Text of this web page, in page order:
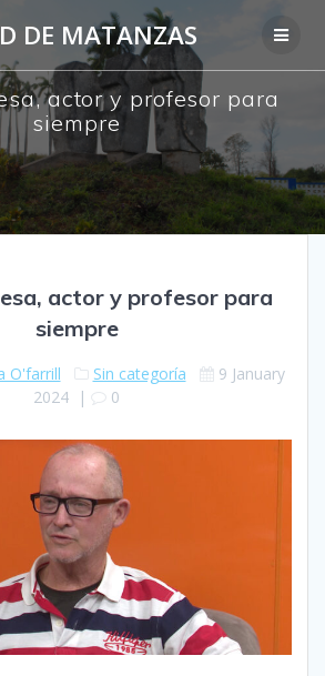
to
content
DE MATANZAS
actor y profesor para
siempre
actor y profesor para
siempre
O'farrill Sin categoría
9 January
2024 | 0